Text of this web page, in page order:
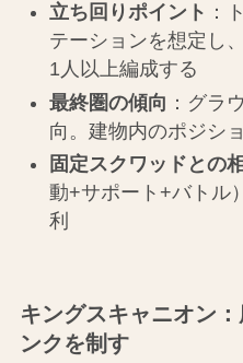
立ち回りポイント ：
テーションを想定し
1人以上編成する
最終圏の傾向 ：グラ
向。建物内のポジシ
固定スクワッドとの
動+サポート+バトル
利
キングスキャニオン
ンクを制す